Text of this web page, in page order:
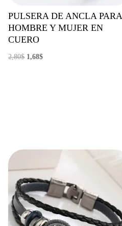
PULSERA DE ANCLA PARA
HOMBRE Y MUJER EN
CUERO
2,80$ El
1,68$El